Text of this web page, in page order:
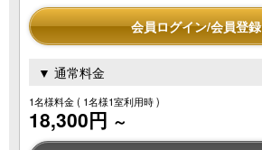
会員ログイン/会員登録
▼ 通常料金
1名様料金( 1名様1室利用時 )
18,300円 ～